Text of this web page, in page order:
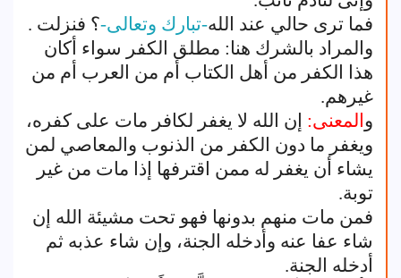
فما ترى حالي عند الله-تبارك وتعالى-؟ فنزلت .
والمراد بالشرك هنا: مطلق الكفر سواء أكان
هذا الكفر من أهل الكتاب أم من العرب أم من
غيرهم.
و المعنى: إن الله لا يغفر لكافر مات على كفره،
ويغفر ما دون الكفر من الذنوب والمعاصي لمن
يشاء أن يغفر له ممن اقترفها إذا مات من غير
توبة.
فمن مات منهم بدونها فهو تحت مشيئة الله إن
شاء عفا عنه وأدخله الجنة، وإن شاء عذبه ثم
أدخله الجنة.